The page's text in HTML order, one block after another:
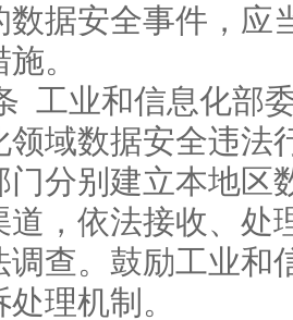
数据安全事件，应
。
工业和信息化部
领域数据安全违法
门分别建立本地区
道，依法接收、处
调查。鼓励工业和
理机制。